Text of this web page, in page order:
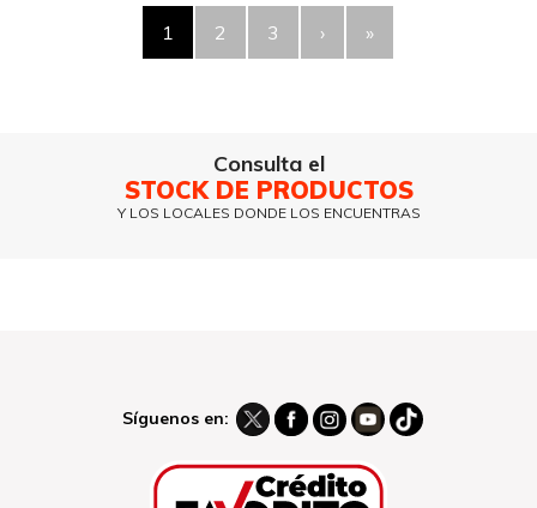
1 2 3 › »
Consulta el
STOCK DE PRODUCTOS
Y LOS LOCALES DONDE LOS ENCUENTRAS
Síguenos en: